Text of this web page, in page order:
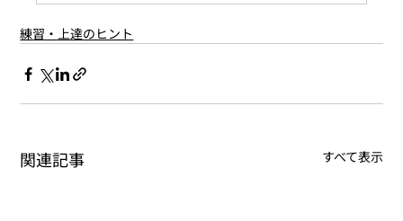
練習・上達のヒント
関連記事 すべて表示